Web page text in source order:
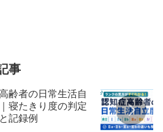
事
齢者の日常生活自
寝たきり度の判定
記録例